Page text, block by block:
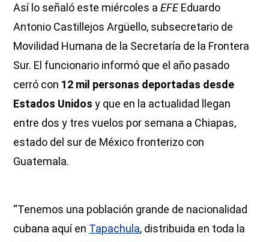
Así lo señaló este miércoles aEFEEduardo
Antonio Castillejos Argüello, subsecretario de
Movilidad Humana de la Secretaría de la Frontera
Sur. El funcionario informó que el año pasado
cerró con 12 mil personas deportadas desde
Estados Unidos y que en la actualidad llegan
entre dos y tres vuelos por semana a Chiapas,
estado del sur de México fronterizo con
Guatemala.
“Tenemos una población grande de nacionalidad
cubana aquí en Tapachula, distribuida en toda la